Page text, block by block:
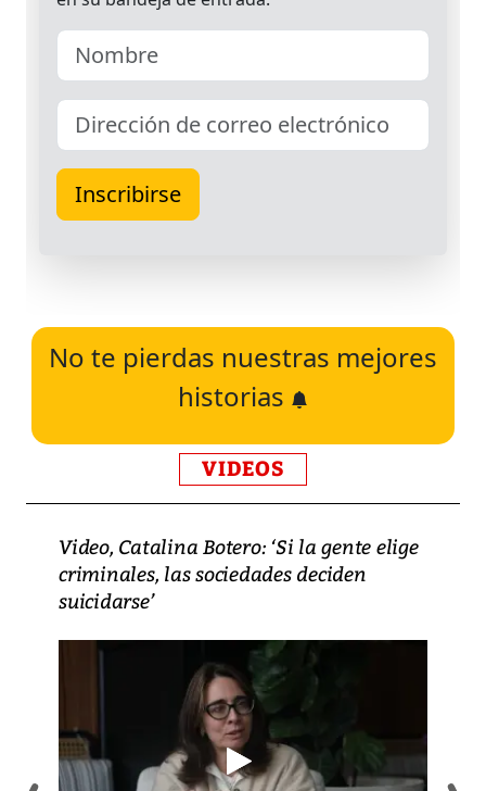
No te pierdas nuestras mejores
historias
VIDEOS
Video, Catalina Botero: ‘Si la gente elige
criminales, las sociedades deciden
suicidarse’